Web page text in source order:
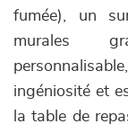
fumée), un
murales
ingéniosité et
la table de